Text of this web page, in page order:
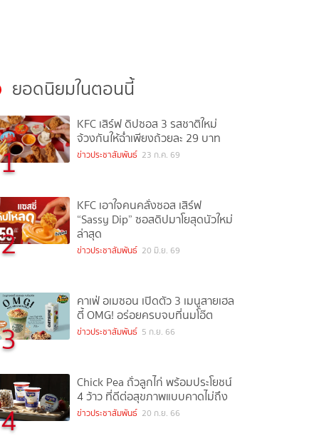
ยอดนิยมในตอนนี้
1
KFC เสิร์ฟ ดิปซอส 3 รสชาติใหม่
จ้วงกันให้ฉ่ำเพียงถ้วยละ 29 บาท
ข่าวประชาสัมพันธ์ 23 ก.ค. 69
2
KFC เอาใจคนคลั่งซอส เสิร์ฟ
“Sassy Dip” ซอสดิปมาโยสุดนัวใหม่
ล่าสุด
ข่าวประชาสัมพันธ์ 20 มิ.ย. 69
3
คาเฟ่ อเมซอน เปิดตัว 3 เมนูสายเฮล
ตี้ OMG! อร่อยครบจบที่นมโอ๊ต
ข่าวประชาสัมพันธ์ 5 ก.ย. 66
4
Chick Pea ถั่วลูกไก่ พร้อมประโยชน์
4 ว้าว ที่ดีต่อสุขภาพแบบคาดไม่ถึง
ข่าวประชาสัมพันธ์ 20 ก.ย. 66